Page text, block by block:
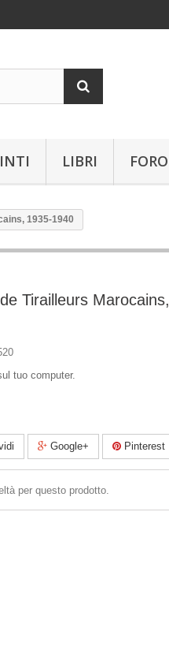
LIBRI FORO
1935-1940
Tirailleurs Marocains,
tuo computer.
Google+ Pinterest
per questo prodotto.